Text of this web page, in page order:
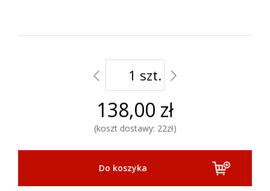
szt.
138,00 zł
koszt dostawy: 22zł